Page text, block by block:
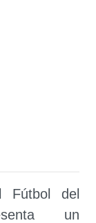
Fútbol del
un